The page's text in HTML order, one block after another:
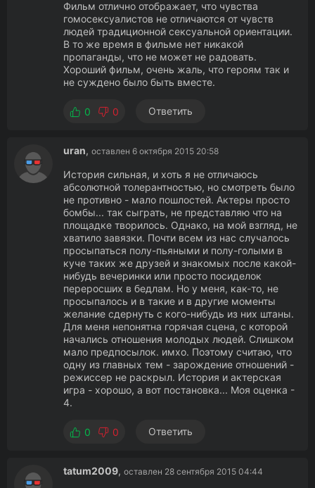
Фильм отлично отображает, что чувства
гомосексуалистов не отличаются от чувств
людей традиционной сексуальной ориентации.
В то же время в фильме нет никакой
пропаганды, что не может не радовать.
Хороший фильм, очень жаль, что героям так и
не суждено было быть вместе.
0 0 Ответить
uran, оставлен 6 октября 2015 20:58
История сильная, и хоть я не отличаюсь
абсолютной толерантностью, но смотреть было
не противно - мало пошлостей. Актеры просто
бомбы... так сыграть, не представляю что на
площадке творилось. Однако, на мой взгляд, не
хватило завязки. Почти всем из нас случалось
просыпаться полу-пьяными и полу-голыми в
куче таких же друзей и знакомых после какой-
нибудь вечеринки или просто посиделок
переросших в бедлам. Но у меня, как-то, не
просыпалось и в такие и в другие моменты
желание сдернуть с кого-нибудь из них штаны.
Для меня непонятна горячая сцена, с которой
начались отношения молодых людей. Слишком
мало предпосылок. имхо. Поэтому считаю, что
одну из главных тем - зарождение отношений -
режиссер не раскрыл. История и актерская
игра - хорошо, а вот постановка... Моя оценка -
4.
0 0 Ответить
tatum2009, оставлен 28 сентября 2015 04:44